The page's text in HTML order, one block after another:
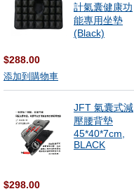
計氣囊健康功
能專用坐墊
(Black)
$288.00
添加到購物車
JFT 氣囊式減
壓腰背墊
45*40*7cm,
BLACK
$298.00